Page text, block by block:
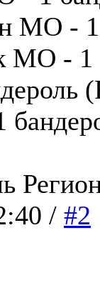
МО -
МО - 1
/ #2